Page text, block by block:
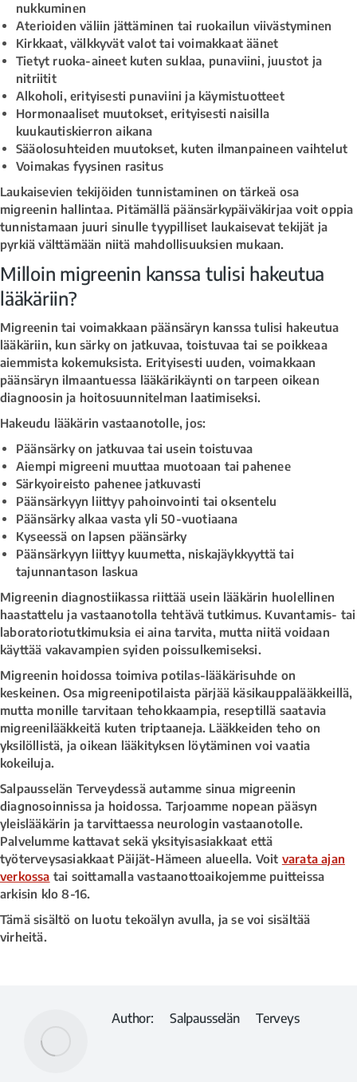
nukkuminen
Aterioiden väliin jättäminen tai ruokailun viivästyminen
Kirkkaat, välkkyvät valot tai voimakkaat äänet
Tietyt ruoka-aineet kuten suklaa, punaviini, juustot ja
nitriitit
Alkoholi, erityisesti punaviini ja käymistuotteet
Hormonaaliset muutokset, erityisesti naisilla
kuukautiskierron aikana
Sääolosuhteiden muutokset, kuten ilmanpaineen vaihtelut
Voimakas fyysinen rasitus
Laukaisevien tekijöiden tunnistaminen on tärkeä osa
migreenin hallintaa. Pitämällä päänsärkypäiväkirjaa voit oppia
tunnistamaan juuri sinulle tyypilliset laukaisevat tekijät ja
pyrkiä välttämään niitä mahdollisuuksien mukaan.
Milloin migreenin kanssa tulisi hakeutua
lääkäriin?
Migreenin tai voimakkaan päänsäryn kanssa tulisi hakeutua
lääkäriin, kun särky on jatkuvaa, toistuvaa tai se poikkeaa
aiemmista kokemuksista. Erityisesti uuden, voimakkaan
päänsäryn ilmaantuessa lääkärikäynti on tarpeen oikean
diagnoosin ja hoitosuunnitelman laatimiseksi.
Hakeudu lääkärin vastaanotolle, jos:
Päänsärky on jatkuvaa tai usein toistuvaa
Aiempi migreeni muuttaa muotoaan tai pahenee
Särkyoireisto pahenee jatkuvasti
Päänsärkyyn liittyy pahoinvointi tai oksentelu
Päänsärky alkaa vasta yli 50-vuotiaana
Kyseessä on lapsen päänsärky
Päänsärkyyn liittyy kuumetta, niskajäykkyyttä tai
tajunnantason laskua
Migreenin diagnostiikassa riittää usein lääkärin huolellinen
haastattelu ja vastaanotolla tehtävä tutkimus. Kuvantamis- tai
laboratoriotutkimuksia ei aina tarvita, mutta niitä voidaan
käyttää vakavampien syiden poissulkemiseksi.
Migreenin hoidossa toimiva potilas-lääkärisuhde on
keskeinen. Osa migreenipotilaista pärjää käsikauppalääkkeillä,
mutta monille tarvitaan tehokkaampia, reseptillä saatavia
migreenilääkkeitä kuten triptaaneja. Lääkkeiden teho on
yksilöllistä, ja oikean lääkityksen löytäminen voi vaatia
kokeiluja.
Salpausselän Terveydessä autamme sinua migreenin
diagnosoinnissa ja hoidossa. Tarjoamme nopean pääsyn
yleislääkärin ja tarvittaessa neurologin vastaanotolle.
Palvelumme kattavat sekä yksityisasiakkaat että
työterveysasiakkaat Päijät-Hämeen alueella. Voit varata ajan
verkossa tai soittamalla vastaanottoaikojemme puitteissa
arkisin klo 8-16.
Tämä sisältö on luotu tekoälyn avulla, ja se voi sisältää
virheitä.
Author: Salpausselän Terveys